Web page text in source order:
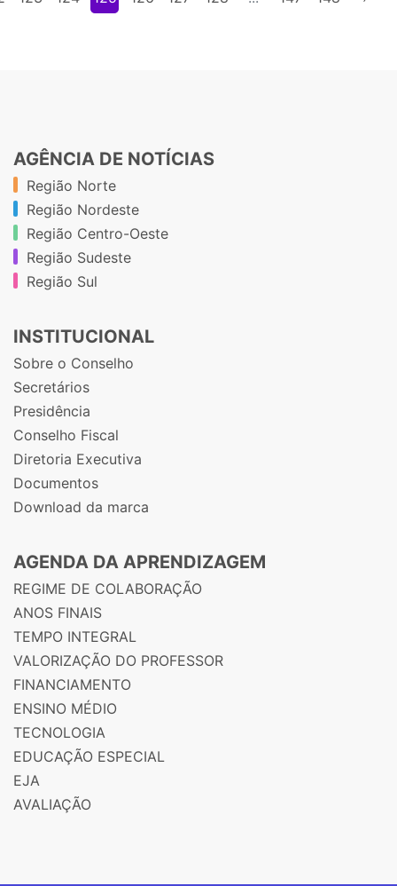
AGÊNCIA DE NOTÍCIAS
Região Norte
Região Nordeste
Região Centro-Oeste
Região Sudeste
Região Sul
INSTITUCIONAL
Sobre o Conselho
Secretários
Presidência
Conselho Fiscal
Diretoria Executiva
Documentos
Download da marca
AGENDA DA APRENDIZAGEM
REGIME DE COLABORAÇÃO
ANOS FINAIS
TEMPO INTEGRAL
VALORIZAÇÃO DO PROFESSOR
FINANCIAMENTO
ENSINO MÉDIO
TECNOLOGIA
EDUCAÇÃO ESPECIAL
EJA
AVALIAÇÃO